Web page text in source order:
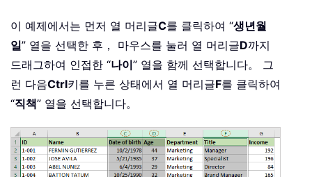
이 예제에서는 먼저 열 머리글C를 클릭하여 “생년월
일” 열을 선택한 후， 마우스를 눌러 열 머리글D까지
드래그하여 인접한 “나이” 열을 함께 선택합니다。 그
런 다음Ctrl키를 누른 상태에서 열 머리글F를 클릭하여
“직책” 열을 선택합니다。